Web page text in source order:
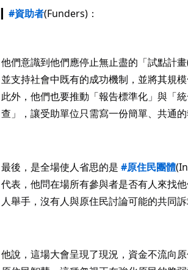
#資助者(Funders)：
他們意識到他們應停止無止盡的「試點計
並支持社會中既有的成功機制，並將其規模
此外，他們也要推動「報告標準化」與「
查」，讓受助單位只需寫一份簡單、共通的
最後，是全場使人省思的是 #原住民團體
代表，他問在場所有參與者是否有人來找
人舉手，沒有人與原住民討論可能的共同訴
他說，這場大會呈現了現況，資金不流向